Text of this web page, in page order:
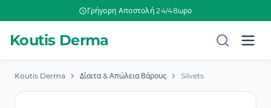
Γρήγορη Αποστολή 24/48ωρο
Koutis Derma
Koutis Derma Δίαιτα & Απώλεια Βάρους Silvets